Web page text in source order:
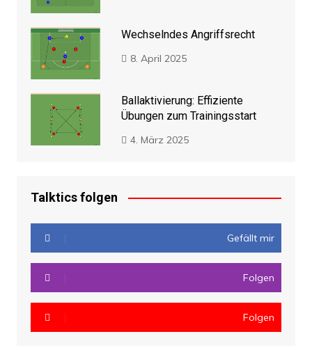
Wechselndes Angriffsrecht
8. April 2025
Ballaktivierung: Effiziente
Übungen zum Trainingsstart
4. März 2025
Talktics folgen
Gefällt mir
Folgen
Folgen